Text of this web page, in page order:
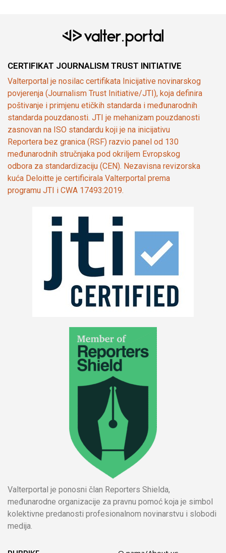
CERTIFIKAT JOURNALISM TRUST INITIATIVE
Valterportal je nosilac certifikata Inicijative novinarskog
povjerenja (Journalism Trust Initiative/JTI), koja definira
poštivanje i primjenu etičkih standarda i međunarodnih
standarda pouzdanosti. JTI je mehanizam pouzdanosti
zasnovan na ISO standardu koji je na inicijativu
Reportera bez granica (RSF) razvio panel od 130
međunarodnih stručnjaka pod okriljem Evropskog
odbora za standardizaciju (CEN). Nezavisna revizorska
kuća Deloitte je certificirala Valterportal prema
programu JTI i CWA 17493:2019.
Valterportal je ponosni član Reporters Shielda,
međunarodne organizacije za pravnu pomoć koja je simbol
kolektivne predanosti profesionalnom novinarstvu i slobodi
medija.